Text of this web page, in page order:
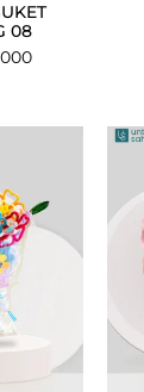
08